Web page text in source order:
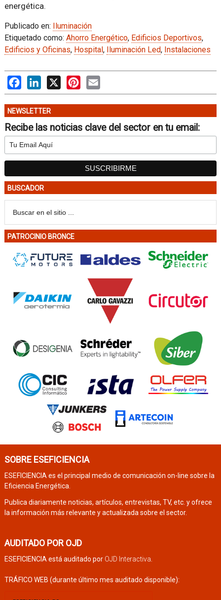
energética.
Publicado en: Iluminación
Etiquetado como: Ahorro Energético, Edificios Deportivos,
Edificios y Oficinas, Hospital, Iluminación Led, Instalaciones
FacebookLinkedIn
X PinterestEmail
NEWSLETTER
Recibe las noticias clave del sector en tu email:
BUSCADOR
PATROCINIO BRONCE
SOBRE ESEFICIENCIA
ESEFICIENCIA es el principal medio de comunicación on-line sobre la
Eficiencia Energética.
Publica diariamente noticias, artículos, entrevistas, TV, etc. y ofrece
la información más relevante y actualizada sobre el sector.
AUDITADO POR OJD
ESEFICIENCIA está auditado por OJD Interactiva
TRÁFICO WEB (durante último mes auditado disponible):